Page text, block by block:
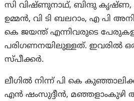
സി വിഷ്ണുനാഥ്, ബിന്ദു കൃഷ്ണ,
ഉമ്മൻ, വി ടി ബലറാം, എ പി
കെ ജയന്ത് എന്നിവരുടെ
പരിഗണനയിലുള്ളത്. ഇവരിൽ
സ്പീക്കർ.
ലീഗിൽ നിന്ന് പി കെ
എൻ ഷംസുദ്ദീൻ, മഞ്ഞളാംകുഴി